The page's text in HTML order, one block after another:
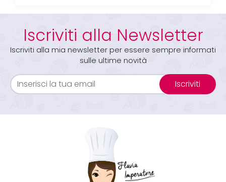
Iscriviti alla Newsletter
Iscriviti alla mia newsletter per essere sempre informati
sulle ultime novità
Iscriviti